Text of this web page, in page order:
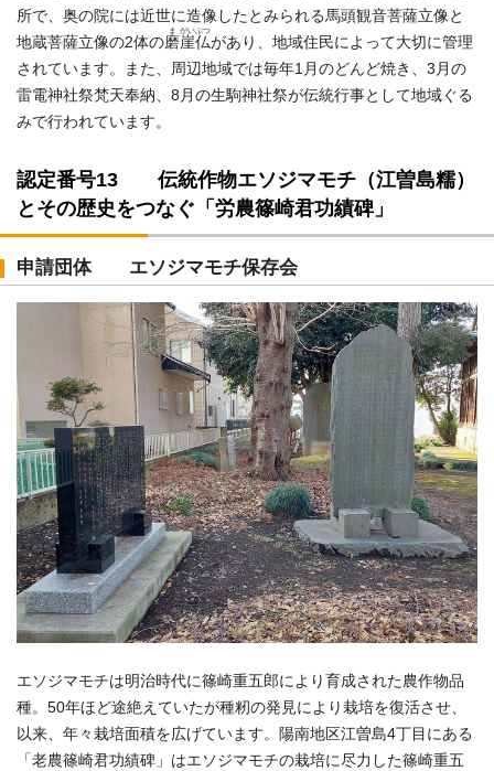
所で、奥の院には近世に造像したとみられる馬頭観音菩薩立像と
地蔵菩薩立像の2体の磨
ま
崖仏
がいぶつ
があり、地域住民によって大切に管理
されています。また、周辺地域では毎年1月のどんど焼き、3月の
雷電神社祭梵天奉納、8月の生駒神社祭が伝統行事として地域ぐる
みで行われています。
認定番号13 伝統作物エソジマモチ（江曽島糯）
とその歴史をつなぐ「労農篠崎君功績碑」
申請団体 エソジマモチ保存会
エソジマモチは明治時代に篠崎重五郎により育成された農作物品
種。50年ほど途絶えていたが種籾の発見により栽培を復活させ、
以来、年々栽培面積を広げています。陽南地区江曽島4丁目にある
「老農篠崎君功績碑」はエソジマモチの栽培に尽力した篠崎重五